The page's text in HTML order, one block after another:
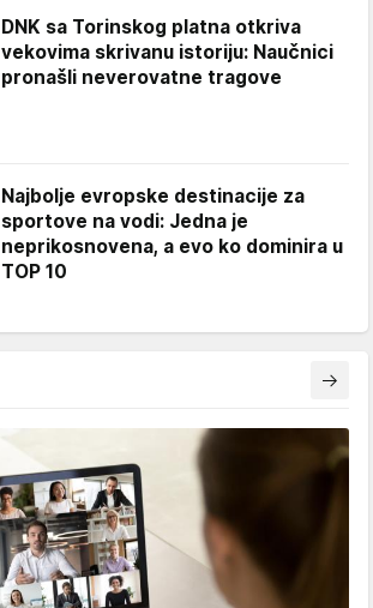
DNK sa Torinskog platna otkriva
vekovima skrivanu istoriju: Naučnici
pronašli neverovatne tragove
Najbolje evropske destinacije za
sportove na vodi: Jedna je
neprikosnovena, a evo ko dominira u
TOP 10